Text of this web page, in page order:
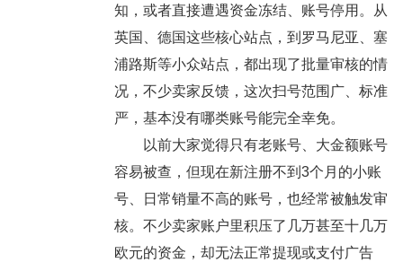
知，或者直接遭遇资金冻结、账号停用。从
英国、德国这些核心站点，到罗马尼亚、塞
浦路斯等小众站点，都出现了批量审核的情
况，不少卖家反馈，这次扫号范围广、标准
严，基本没有哪类账号能完全幸免。
以前大家觉得只有老账号、大金额账号
容易被查，但现在新注册不到3个月的小账
号、日常销量不高的账号，也经常被触发审
核。不少卖家账户里积压了几万甚至十几万
欧元的资金，却无法正常提现或支付广告